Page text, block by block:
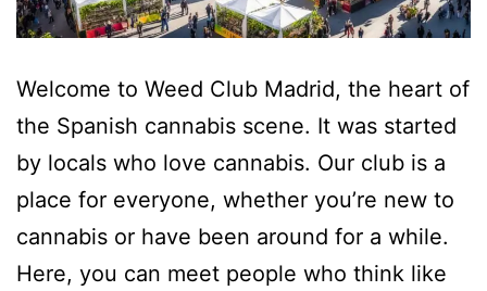
Welcome to Weed Club Madrid, the heart of
the Spanish cannabis scene. It was started
by locals who love cannabis. Our club is a
place for everyone, whether you’re new to
cannabis or have been around for a while.
Here, you can meet people who think like